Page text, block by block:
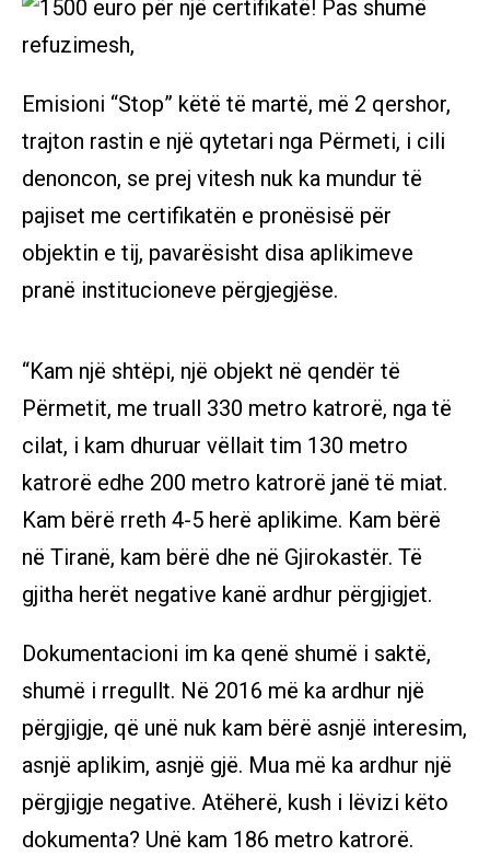
Emisioni “Stop” këtë të martë, më 2 qershor,
trajton rastin e një qytetari nga Përmeti, i cili
denoncon, se prej vitesh nuk ka mundur të
pajiset me certifikatën e pronësisë për
objektin e tij, pavarësisht disa aplikimeve
pranë institucioneve përgjegjëse.
“Kam një shtëpi, një objekt në qendër të
Përmetit, me truall 330 metro katrorë, nga të
cilat, i kam dhuruar vëllait tim 130 metro
katrorë edhe 200 metro katrorë janë të miat.
Kam bërë rreth 4-5 herë aplikime. Kam bërë
në Tiranë, kam bërë dhe në Gjirokastër. Të
gjitha herët negative kanë ardhur përgjigjet.
Dokumentacioni im ka qenë shumë i saktë,
shumë i rregullt. Në 2016 më ka ardhur një
përgjigje, që unë nuk kam bërë asnjë interesim,
asnjë aplikim, asnjë gjë. Mua më ka ardhur një
përgjigje negative. Atëherë, kush i lëvizi këto
dokumenta? Unë kam 186 metro katrorë.